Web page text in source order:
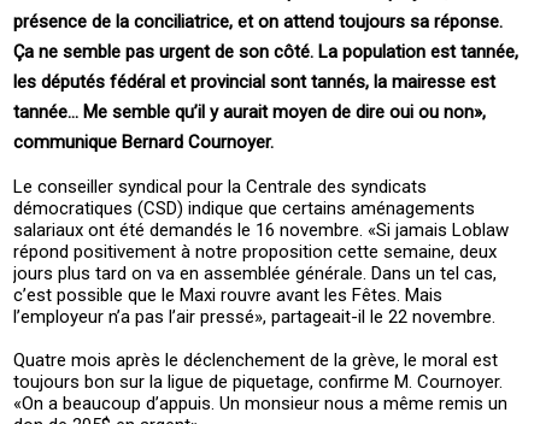
présence de la conciliatrice, et on attend toujours sa réponse.
Ça ne semble pas urgent de son côté. La population est tannée,
les députés fédéral et provincial sont tannés, la mairesse est
tannée… Me semble qu’il y aurait moyen de dire oui ou non»,
communique Bernard Cournoyer.
Le conseiller syndical pour la Centrale des syndicats
démocratiques (CSD) indique que certains aménagements
salariaux ont été demandés le 16 novembre. «Si jamais Loblaw
répond positivement à notre proposition cette semaine, deux
jours plus tard on va en assemblée générale. Dans un tel cas,
c’est possible que le Maxi rouvre avant les Fêtes. Mais
l’employeur n’a pas l’air pressé», partageait-il le 22 novembre.
Quatre mois après le déclenchement de la grève, le moral est
toujours bon sur la ligue de piquetage, confirme M. Cournoyer.
«On a beaucoup d’appuis. Un monsieur nous a même remis un